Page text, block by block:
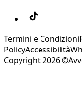
Termini e Condizioni
PolicyAccessibilità
Copyright 2026